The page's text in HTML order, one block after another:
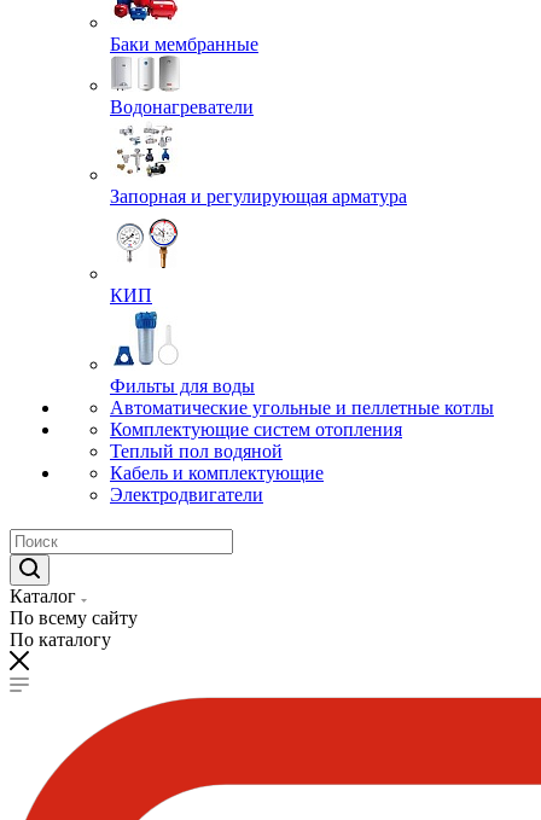
Баки мембранные
Водонагреватели
Запорная и регулирующая арматура
КИП
Фильты для воды
Автоматические угольные и пеллетные котлы
Комплектующие систем отопления
Теплый пол водяной
Кабель и комплектующие
Электродвигатели
Каталог
По всему сайту
По каталогу